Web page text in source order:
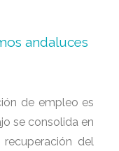
andaluces
de empleo es
se consolida en
del